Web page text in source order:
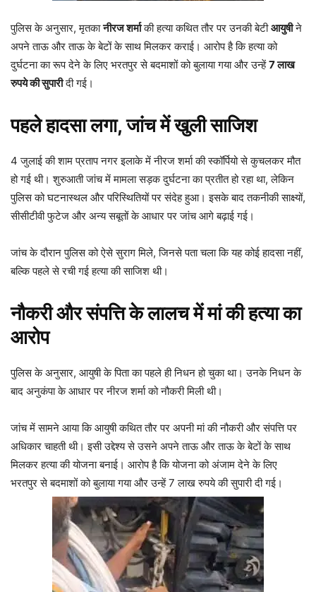
पुलिस के अनुसार, मृतकानीरज शर्माकी हत्या कथित तौर पर उनकी बेटीआयुषीने
अपने ताऊ और ताऊ के बेटों के साथ मिलकर कराई। आरोप है कि हत्या को
दुर्घटना का रूप देने के लिए भरतपुर से बदमाशों को बुलाया गया और उन्हें7 लाख
रुपये की सुपारीदी गई।
पहले हादसा लगा, जांच में खुली साजिश
4 जुलाई की शाम प्रताप नगर इलाके में नीरज शर्मा की स्कॉर्पियो से कुचलकर मौत
हो गई थी। शुरुआती जांच में मामला सड़क दुर्घटना का प्रतीत हो रहा था, लेकिन
पुलिस को घटनास्थल और परिस्थितियों पर संदेह हुआ। इसके बाद तकनीकी साक्ष्यों,
सीसीटीवी फुटेज और अन्य सबूतों के आधार पर जांच आगे बढ़ाई गई।
जांच के दौरान पुलिस को ऐसे सुराग मिले, जिनसे पता चला कि यह कोई हादसा नहीं,
बल्कि पहले से रची गई हत्या की साजिश थी।
नौकरी और संपत्ति के लालच में मां की हत्या का
आरोप
पुलिस के अनुसार, आयुषी के पिता का पहले ही निधन हो चुका था। उनके निधन के
बाद अनुकंपा के आधार पर नीरज शर्मा को नौकरी मिली थी।
जांच में सामने आया कि आयुषी कथित तौर पर अपनी मां की नौकरी और संपत्ति पर
अधिकार चाहती थी। इसी उद्देश्य से उसने अपने ताऊ और ताऊ के बेटों के साथ
मिलकर हत्या की योजना बनाई। आरोप है कि योजना को अंजाम देने के लिए
भरतपुर से बदमाशों को बुलाया गया और उन्हें 7 लाख रुपये की सुपारी दी गई।